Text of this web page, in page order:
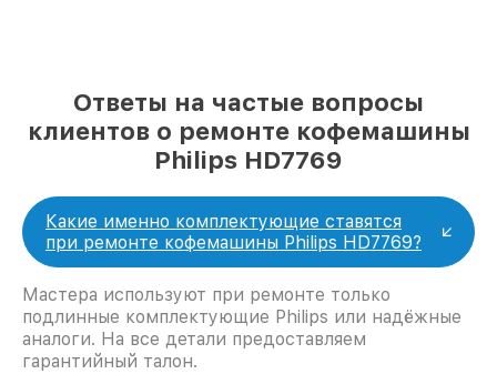
Ответы на частые вопросы
клиентов о ремонте кофемашины
Philips HD7769
Какие именно комплектующие ставятся
при ремонте кофемашины Philips HD7769?
Мастера используют при ремонте только
подлинные комплектующие Philips или надёжные
аналоги. На все детали предоставляем
гарантийный талон.